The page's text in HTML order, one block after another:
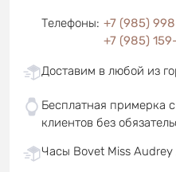
Телефоны: +7 (985)
+7 (985)
Доставим в любой из
Бесплатная примерка
клиентов без
Часы Bovet Miss